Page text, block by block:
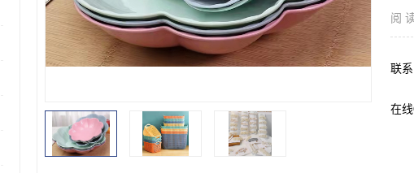
阅
联系
在线